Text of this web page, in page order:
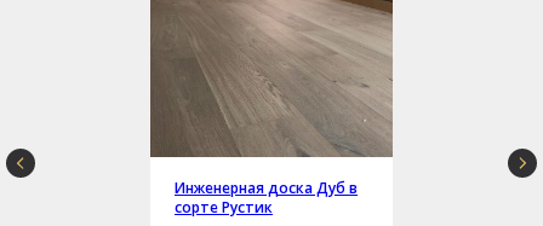
Инженерная доска Дуб в
сорте Рустик